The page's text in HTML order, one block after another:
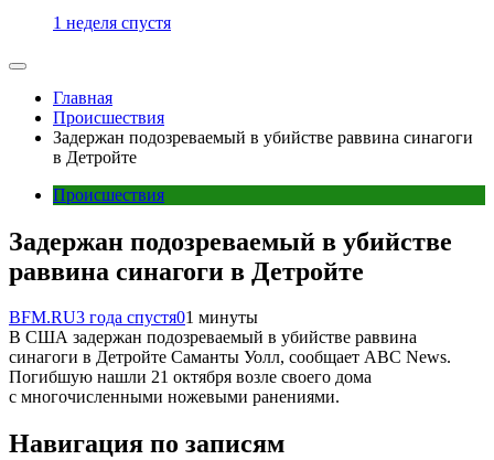
1 неделя спустя
Главная
Происшествия
Задержан подозреваемый в убийстве раввина синагоги
в Детройте
Происшествия
Задержан подозреваемый в убийстве
раввина синагоги в Детройте
BFM.RU3 года спустя01 минуты
В США задержан подозреваемый в убийстве раввина
синагоги в Детройте Саманты Уолл, сообщает АВС News.
Погибшую нашли 21 октября возле своего дома
с многочисленными ножевыми ранениями.
Навигация по записям